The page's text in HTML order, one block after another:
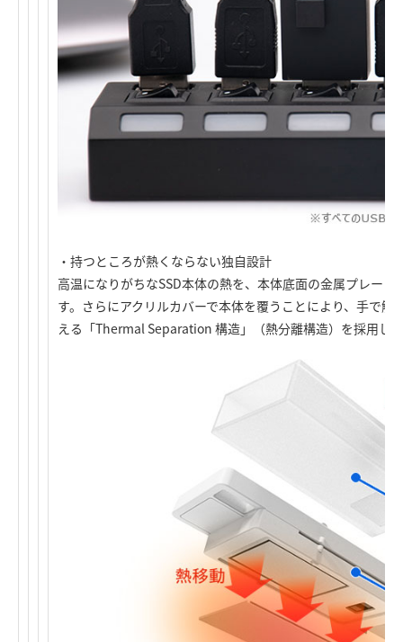
・持つところが熱くならない独自設計
高温になりがちなSSD本体の熱を、本体底面の金属プレー
す。さらにアクリルカバーで本体を覆うことにより、手で
える「Thermal Separation 構造」（熱分離構造）を採用し